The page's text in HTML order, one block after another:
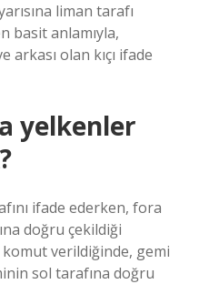
liman tarafı
basit anlamıyla,
arkası olan kıçı ifade
yelkenler
ifade ederken, fora
doğru çekildiği
verildiğinde, gemi
sol tarafına doğru